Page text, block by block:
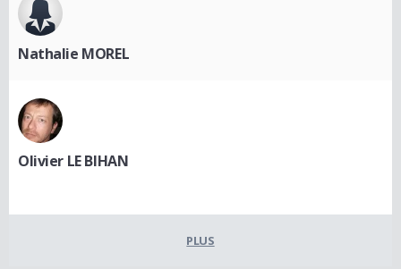
Nathalie MOREL
Olivier LE BIHAN
PLUS